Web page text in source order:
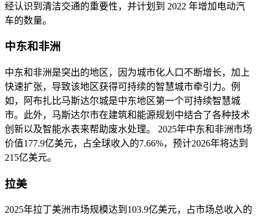
经认识到清洁交通的重要性，并计划到 2022 年增加电动汽
车的数量。
中东和非洲
中东和非洲是突出的地区，因为城市化人口不断增长，加上
快速扩张，导致该地区获得可持续的智慧城市牵引力。例
如，阿布扎比马斯达尔城是中东地区第一个可持续智慧城
市。此外，马斯达尔市在建筑和能源规划中结合了各种技术
创新以及智能水表来帮助废水处理。 2025年中东和非洲市场
价值177.9亿美元，占全球收入的7.66%，预计2026年将达到
215亿美元。
拉美
2025年拉丁美洲市场规模达到103.9亿美元，占市场总收入的